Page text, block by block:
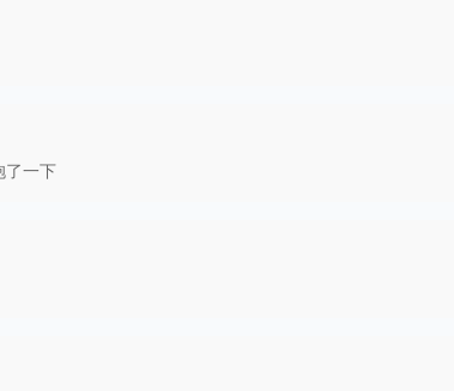
了一下